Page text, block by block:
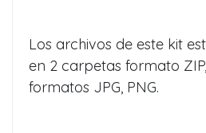
Los archivos de este kit
en 2 carpetas formato
formatos JPG, PNG.